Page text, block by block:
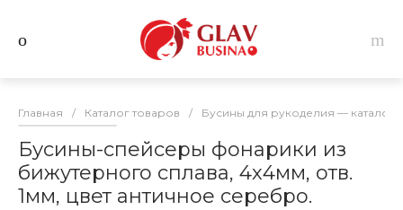
Главная / Каталог товаров / Бусины для рукоделия — каталог
Бусины-спейсеры фонарики из
бижутерного сплава, 4х4мм, отв.
1мм, цвет античное серебро.